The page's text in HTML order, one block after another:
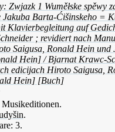
Zwjazk 1 Wuměłske spěwy
Jakuba Barta-Ćišinskeho =
Klavierbegleitung auf
; revidiert nach
Saigusa, Ronald Hein und
Hein] / Bjarnat Krawc-
edicijach Hiroto Saigusa,
Hein] [Buch]
Musikeditionen.
.
3.